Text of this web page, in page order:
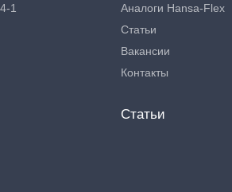
1
Аналоги Hansa-Flex
Статьи
Вакансии
Контакты
Статьи